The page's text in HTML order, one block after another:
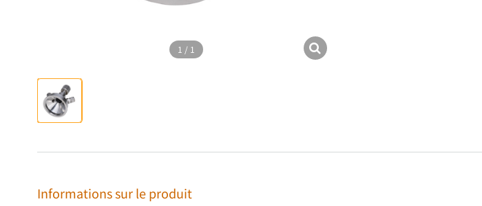
1 / 1
Informations sur le produit